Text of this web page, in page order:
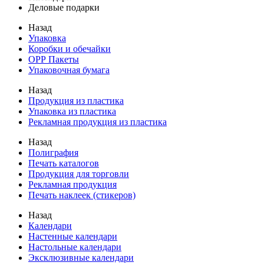
Деловые подарки
Назад
Упаковка
Коробки и обечайки
ОРР Пакеты
Упаковочная бумага
Назад
Продукция из пластика
Упаковка из пластика
Рекламная продукция из пластика
Назад
Полиграфия
Печать каталогов
Продукция для торговли
Рекламная продукция
Печать наклеек (стикеров)
Назад
Календари
Настенные календари
Настольные календари
Эксклюзивные календари